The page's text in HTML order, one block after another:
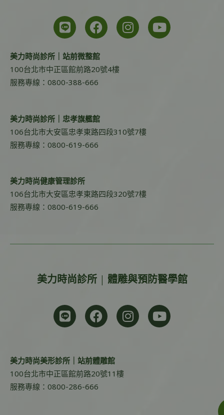
美力時尚診所｜站前微整館
100台北市中正區館前路20號4樓
服務專線：0800-388-666
美力時尚診所｜忠孝旗艦館
106台北市大安區忠孝東路四段310號7樓
服務專線：0800-619-666
美力時尚健康管理診所
106台北市大安區忠孝東路四段320號7樓
服務專線：0800-619-666
美力時尚診所 | 體雕與預防醫學館
美力時尚美形診所｜站前體雕館
100台北市中正區館前路20號11樓
服務專線：0800-286-666